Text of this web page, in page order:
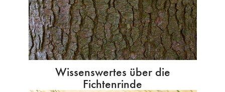
Wissenswertes über die
Fichtenrinde